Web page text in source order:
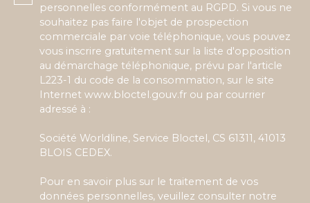
personnelles conformément au RGPD. Si vous ne
souhaitez pas faire l'objet de prospection
commerciale par voie téléphonique, vous pouvez
vous inscrire gratuitement sur la liste d'opposition
au démarchage téléphonique, prévu par l'article
L223-1 du code de la consommation, sur le site
Internet www.bloctel.gouv.fr ou par courrier
adressé à :
Société Worldline, Service Bloctel, CS 61311, 41013
BLOIS CEDEX.
Pour en savoir plus sur le traitement de vos
données personnelles, veuillez consulter notre